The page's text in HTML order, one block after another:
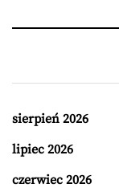
sierpień 2026
lipiec 2026
czerwiec 2026